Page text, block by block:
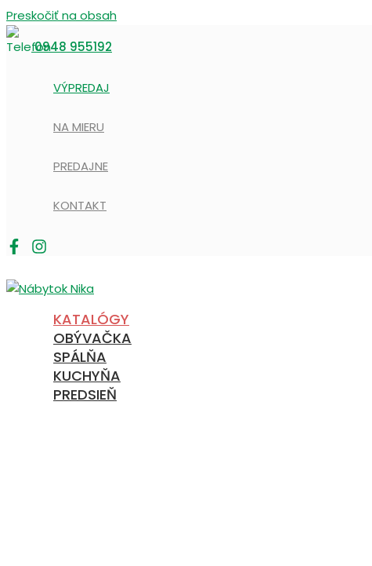
Preskočiť na obsah
0948 955192
VÝPREDAJ
NA MIERU
PREDAJNE
KONTAKT
KATALÓGY
OBÝVAČKA
SPÁLŇA
KUCHYŇA
PREDSIEŇ